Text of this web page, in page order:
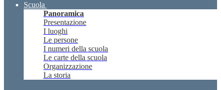
Scuola
Panoramica
Presentazione
I luoghi
Le persone
I numeri della scuola
Le carte della scuola
Organizzazione
La storia